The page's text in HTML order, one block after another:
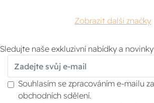
Zobrazit další značky
Sledujte naše exkluzivní nabídky a novinky
Souhlasím se zpracováním e-mailu
obchodních sdělení.